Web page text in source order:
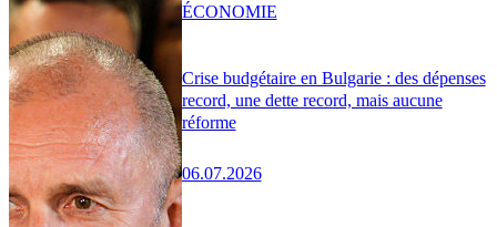
Crise budgétaire en Bulgarie : des dépenses
record, une dette record, mais aucune
réforme
06.07.2026
ÉCONOMIE